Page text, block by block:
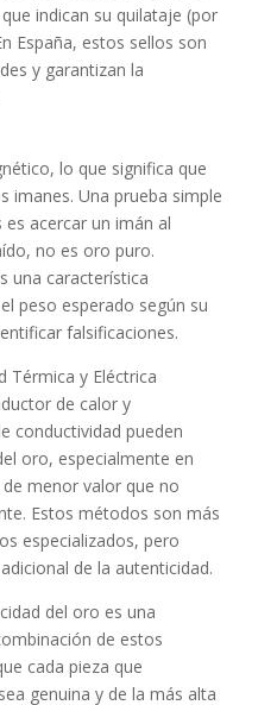
indican su quilataje (por
España, estos sellos son
y garantizan la
lo que significa que
imanes. Una prueba simple
acercar un imán al
no es oro puro.
una característica
peso esperado según su
falsificaciones.
Térmica y Eléctrica
de calor y
conductividad pueden
oro, especialmente en
menor valor que no
Estos métodos son más
especializados, pero
de la autenticidad.
del oro es una
de estos
cada pieza que
genuina y de la más alta